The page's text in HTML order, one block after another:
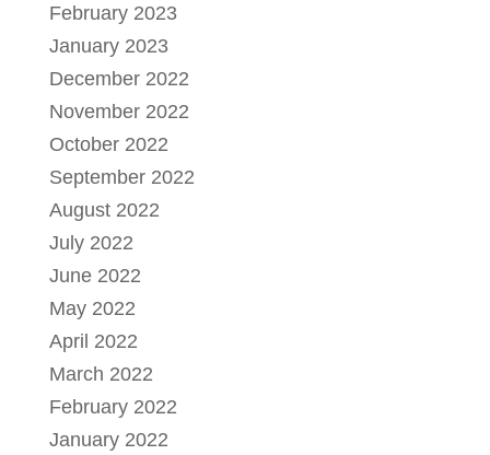
February 2023
January 2023
December 2022
November 2022
October 2022
September 2022
August 2022
July 2022
June 2022
May 2022
April 2022
March 2022
February 2022
January 2022